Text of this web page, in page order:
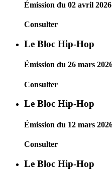
Émission du 02 avril 2026
Consulter
Le Bloc Hip-Hop
Émission du 26 mars
Consulter
Le Bloc Hip-Hop
Émission du 12 mars
Consulter
Le Bloc Hip-Hop